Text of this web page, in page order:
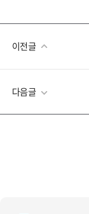
이전글
다음글